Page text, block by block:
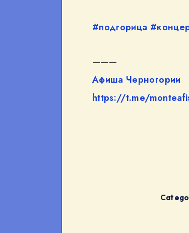
#подгорица
———
Афиша Черногории
https://t.me/